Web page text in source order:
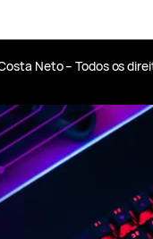
Neto – Todos os